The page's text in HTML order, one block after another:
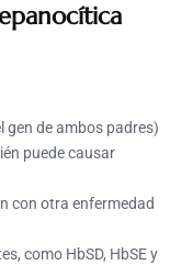
gen de ambos padres)
puede causar
con otra enfermedad
como HbSD, HbSE y